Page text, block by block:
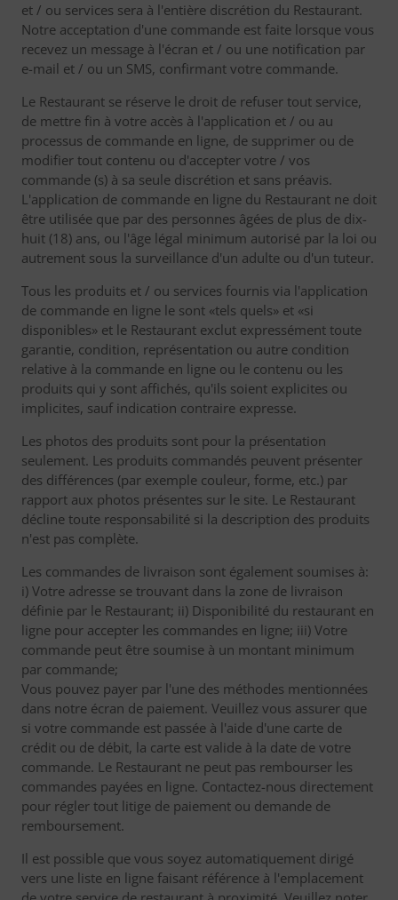
et / ou services sera à l'entière discrétion du Restaurant.
Notre acceptation d'une commande est faite lorsque vous
recevez un message à l'écran et / ou une notification par
e-mail et / ou un SMS, confirmant votre commande.
Le Restaurant se réserve le droit de refuser tout service,
de mettre fin à votre accès à l'application et / ou au
processus de commande en ligne, de supprimer ou de
modifier tout contenu ou d'accepter votre / vos
commande (s) à sa seule discrétion et sans préavis.
L'application de commande en ligne du Restaurant ne doit
être utilisée que par des personnes âgées de plus de dix-
huit (18) ans, ou l'âge légal minimum autorisé par la loi ou
autrement sous la surveillance d'un adulte ou d'un tuteur.
Tous les produits et / ou services fournis via l'application
de commande en ligne le sont «tels quels» et «si
disponibles» et le Restaurant exclut expressément toute
garantie, condition, représentation ou autre condition
relative à la commande en ligne ou le contenu ou les
produits qui y sont affichés, qu'ils soient explicites ou
implicites, sauf indication contraire expresse.
Les photos des produits sont pour la présentation
seulement. Les produits commandés peuvent présenter
des différences (par exemple couleur, forme, etc.) par
rapport aux photos présentes sur le site. Le Restaurant
décline toute responsabilité si la description des produits
n'est pas complète.
Les commandes de livraison sont également soumises à:
i) Votre adresse se trouvant dans la zone de livraison
définie par le Restaurant; ii) Disponibilité du restaurant en
ligne pour accepter les commandes en ligne; iii) Votre
commande peut être soumise à un montant minimum
par commande;
Vous pouvez payer par l'une des méthodes mentionnées
dans notre écran de paiement. Veuillez vous assurer que
si votre commande est passée à l'aide d'une carte de
crédit ou de débit, la carte est valide à la date de votre
commande. Le Restaurant ne peut pas rembourser les
commandes payées en ligne. Contactez-nous directement
pour régler tout litige de paiement ou demande de
remboursement.
Il est possible que vous soyez automatiquement dirigé
vers une liste en ligne faisant référence à l'emplacement